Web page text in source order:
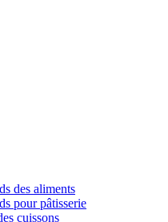
des aliments
pour pâtisserie
cuissons